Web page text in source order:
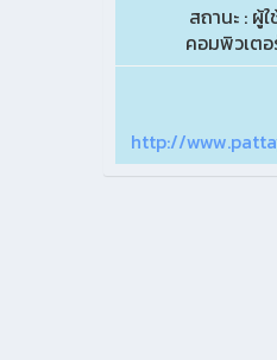
สถานะ : ผู้
คอมพิวเต
http://